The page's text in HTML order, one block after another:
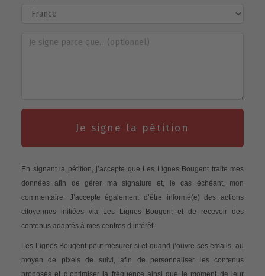
Je signe la pétition
En signant la pétition, j’accepte que Les Lignes Bougent traite mes
données afin de gérer ma signature et, le cas échéant, mon
commentaire. J’accepte également d’être informé(e) des actions
citoyennes initiées via Les Lignes Bougent et de recevoir des
contenus adaptés à mes centres d’intérêt.
Les Lignes Bougent peut mesurer si et quand j’ouvre ses emails, au
moyen de pixels de suivi, afin de personnaliser les contenus